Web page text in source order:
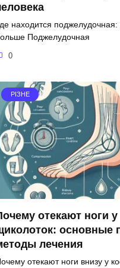
находится
Поджелудочная
0
РІЗНЕ
отекают ноги у
основные
лечения
отекают ноги внизу у